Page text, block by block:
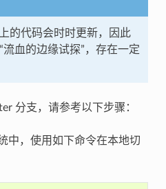
的代码会时时更新，因此
血的边缘试探”，存在一定
分支，请参考以下步骤：
中，使用如下命令在本地切